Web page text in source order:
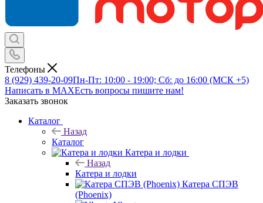
Телефоны
8 (929) 439-20-09Пн-Пт: 10:00 - 19:00; Сб: до 16:00 (МСК +5)
Написать в MAXЕсть вопросы пишите нам!
Заказать звонок
Каталог
Назад
Каталог
Катера и лодки
Назад
Катера и лодки
Катера СПЭВ
(Phoenix)